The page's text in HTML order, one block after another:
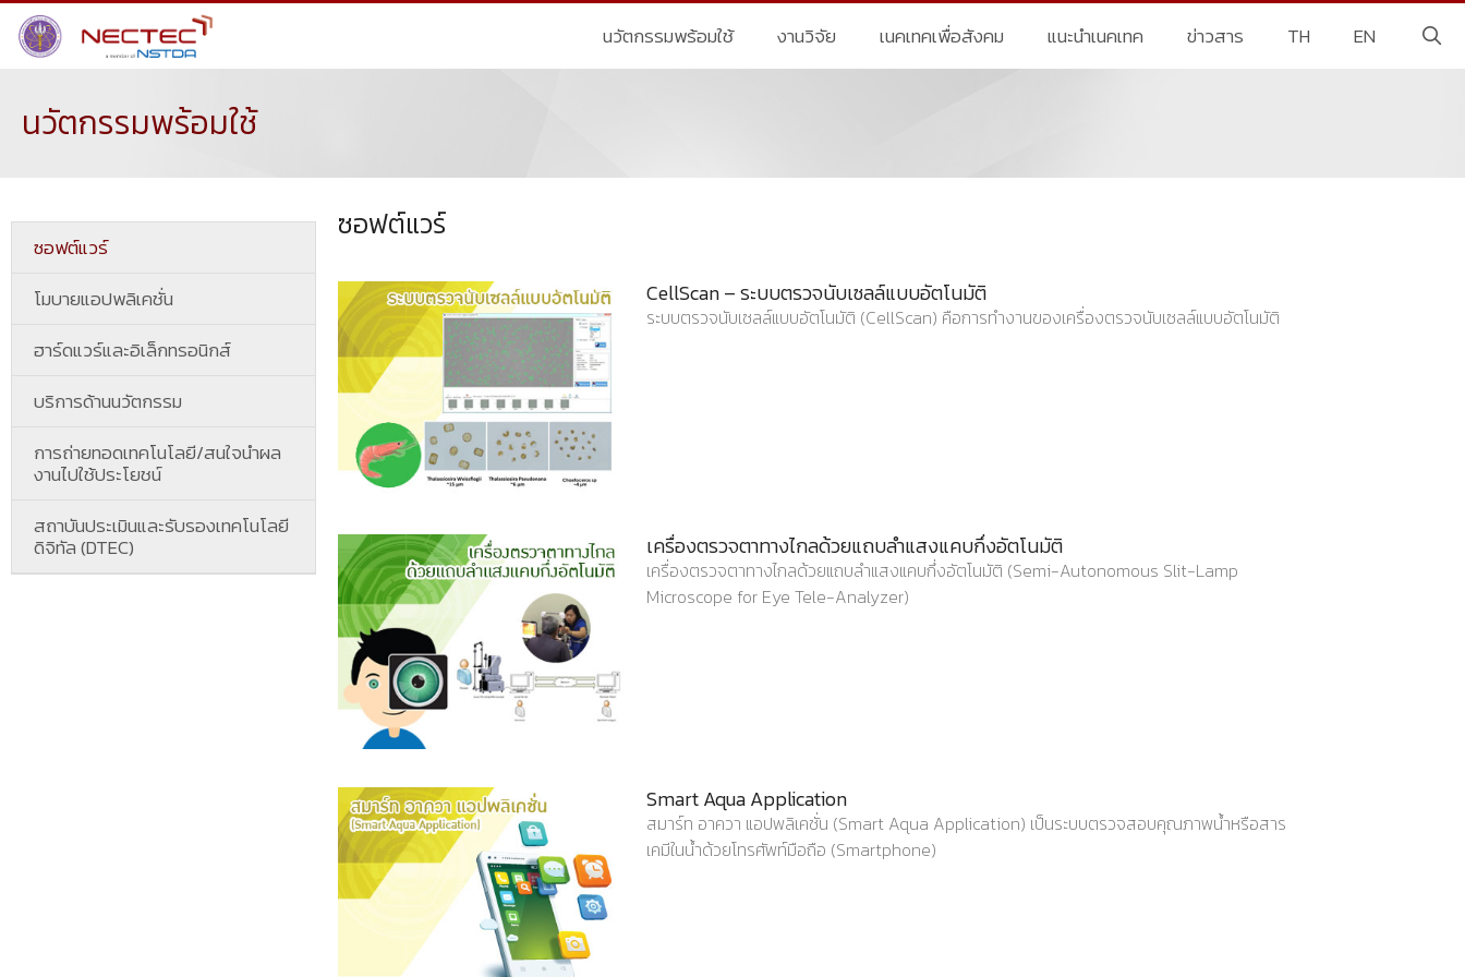
นวัตกรรมพร้อมใช้ งานวิจัย เนคเทคเพื่อสังคม แนะนำเนคเทค ข่าวสาร TH EN
นวัตกรรมพร้อมใช้
ซอฟต์แวร์
โมบายแอปพลิเคชั่น
ฮาร์ดแวร์และอิเล็กทรอนิกส์
บริการด้านนวัตกรรม
การถ่ายทอดเทคโนโลยี/สนใจนำผล
งานไปใช้ประโยชน์
สถาบันประเมินและรับรองเทคโนโลยี
ดิจิทัล (DTEC)
ซอฟต์แวร์
CellScan – ระบบตรวจนับเซลล์แบบอัตโนมัติ
ระบบตรวจนับเซลล์แบบอัตโนมัติ (CellScan) คือการทำงานของเครื่องตรวจนับเซลล์แบบอัตโนมัติ
เครื่องตรวจตาทางไกลด้วยแถบลำแสงแคบกึ่งอัตโนมัติ
เครื่องตรวจตาทางไกลด้วยแถบลำแสงแคบกึ่งอัตโนมัติ (Semi-Autonomous Slit-Lamp
Microscope for Eye Tele-Analyzer)
Smart Aqua Application
สมาร์ท อาควา แอปพลิเคชั่น (Smart Aqua Application) เป็นระบบตรวจสอบคุณภาพน้ำหรือสาร
เคมีในน้ำด้วยโทรศัพท์มือถือ (Smartphone)